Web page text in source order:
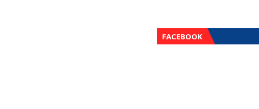
FACEBOOK